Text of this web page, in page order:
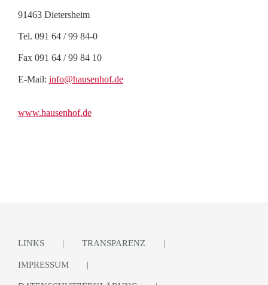
91463 Dietersheim
Tel. 091 64 / 99 84-0
Fax 091 64 / 99 84 10
E-Mail: info@hausenhof.de
www.hausenhof.de
LINKS TRANSPARENZ
IMPRESSUM